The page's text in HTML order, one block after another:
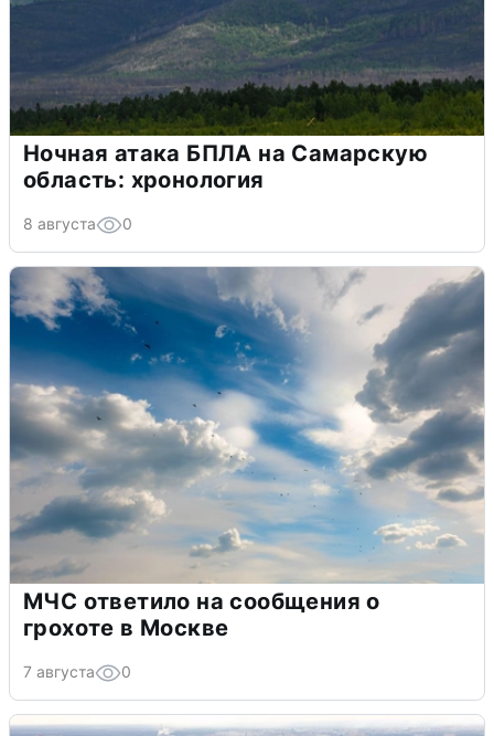
Ночная атака БПЛА на Самарскую
область: хронология
8 августа 0
МЧС ответило на сообщения о
грохоте в Москве
7 августа 0